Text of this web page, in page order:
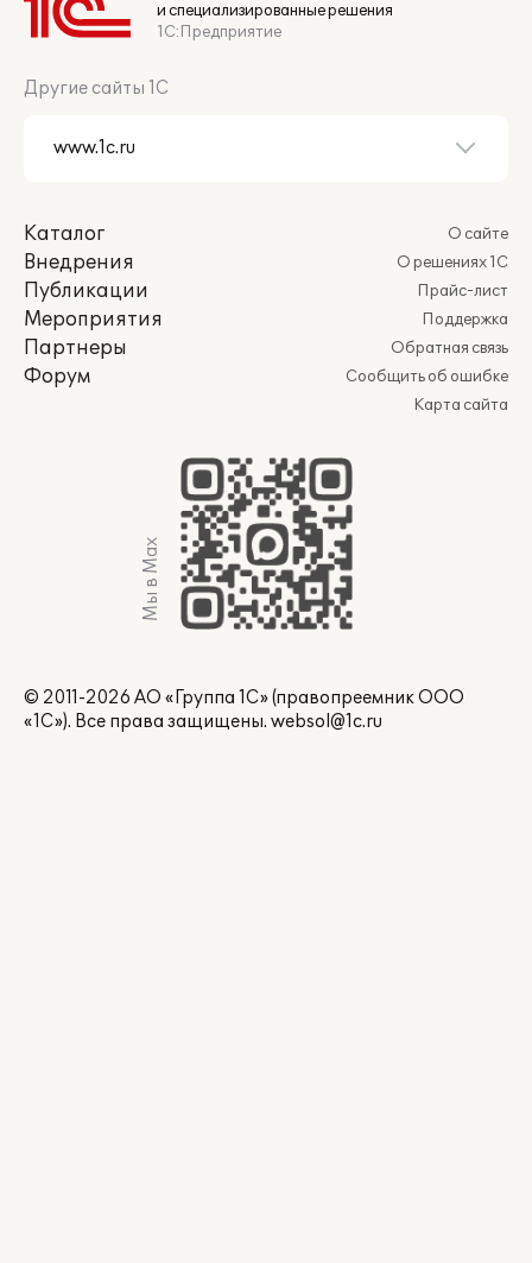
и специализированные решения
1С:Предприятие
Другие сайты 1С
Каталог
Внедрения
Публикации
Мероприятия
Партнеры
Форум
О сайте
О решениях 1С
Прайс-лист
Поддержка
Обратная связь
Сообщить об ошибке
Карта сайта
Мы в Max
© 2011-2026 АО «Группа 1С» (правопреемник ООО
«1С»). Все права защищены. websol@1c.ru